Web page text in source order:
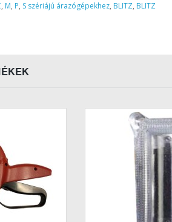
, M, P, S szériájú árazógépekhez, BLITZ, BLITZ